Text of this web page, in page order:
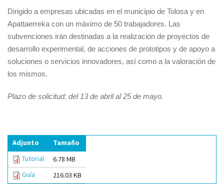
Dirigido a empresas ubicadas en el municipio de Tolosa y en
Apattaerreka con un máximo de 50 trabajadores. Las
subvenciones irán destinadas a la realización de proyectos de
desarrollo experimental, de acciones de prototipos y de apoyo a
soluciones o servicios innovadores, así como a la valoración de
los mismos.
Plazo de solicitud: del 13 de abril al 25 de mayo.
Adjunto
Tamaño
Tutorial
6.78 MB
Guía
216.03 KB